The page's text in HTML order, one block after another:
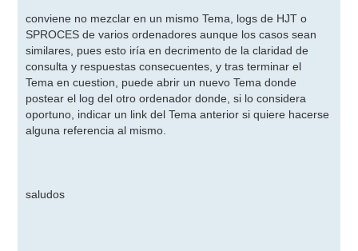
conviene no mezclar en un mismo Tema, logs de HJT o
SPROCES de varios ordenadores aunque los casos sean
similares, pues esto iría en decrimento de la claridad de
consulta y respuestas consecuentes, y tras terminar el
Tema en cuestion, puede abrir un nuevo Tema donde
postear el log del otro ordenador donde, si lo considera
oportuno, indicar un link del Tema anterior si quiere hacerse
alguna referencia al mismo.
saludos